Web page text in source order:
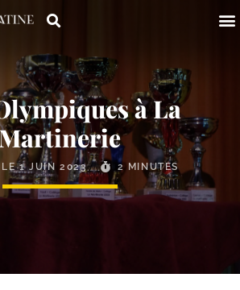
à La
LE1 JUIN 2023 2 MINUTES